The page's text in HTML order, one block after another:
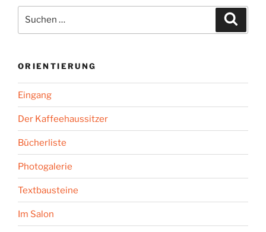
nach:
ORIENTIERUNG
Eingang
Der Kaffeehaussitzer
Bücherliste
Photogalerie
Textbausteine
Im Salon